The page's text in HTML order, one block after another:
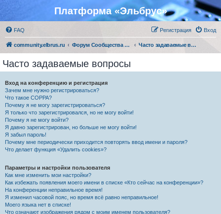
Платформа «Эльбрус»
FAQ Вход
Регистрация
community.elbrus.ru Форум Сообщества Эльбрус Часто задаваемые вопросы
Часто задаваемые вопросы
Вход на конференцию и регистрация
Зачем мне нужно регистрироваться?
Что такое COPPA?
Почему я не могу зарегистрироваться?
Я только что зарегистрировался, но не могу войти!
Почему я не могу войти?
Я давно зарегистрирован, но больше не могу войти!
Я забыл пароль!
Почему мне периодически приходится повторять ввод имени и пароля?
Что делает функция «Удалить cookies»?
Параметры и настройки пользователя
Как мне изменить мои настройки?
Как избежать появления моего имени в списке «Кто сейчас на конференции»?
На конференции неправильное время!
Я изменил часовой пояс, но время всё равно неправильное!
Моего языка нет в списке!
Что означают изображения рядом с моим именем пользователя?